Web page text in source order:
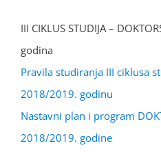
III CIKLUS STUDIJA –
godina
Pravila studiranja III ciklusa
2018/2019. godinu
Nastavni plan i program
2018/2019. godine